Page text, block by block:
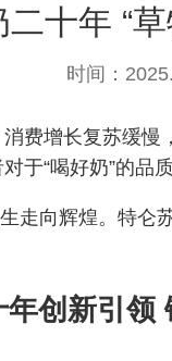
十年 “
时间：
费增长复苏缓
“喝好奶”的品
走向辉煌。特仑
年创新引领